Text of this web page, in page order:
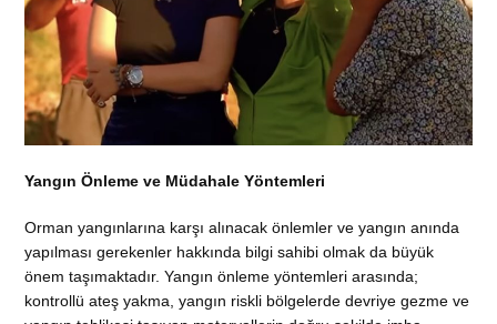
Yangın Önleme ve Müdahale Yöntemleri
Orman yangınlarına karşı alınacak önlemler ve yangın anında
yapılması gerekenler hakkında bilgi sahibi olmak da büyük
önem taşımaktadır. Yangın önleme yöntemleri arasında;
kontrollü ateş yakma, yangın riskli bölgelerde devriye gezme ve